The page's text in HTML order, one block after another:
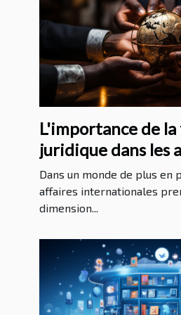
L'importance de
juridique dans les
internationales
Dans un monde de plus en
affaires internationales
dimension...